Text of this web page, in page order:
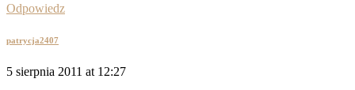
Odpowiedz
patrycja2407
5 sierpnia 2011 at 12:27